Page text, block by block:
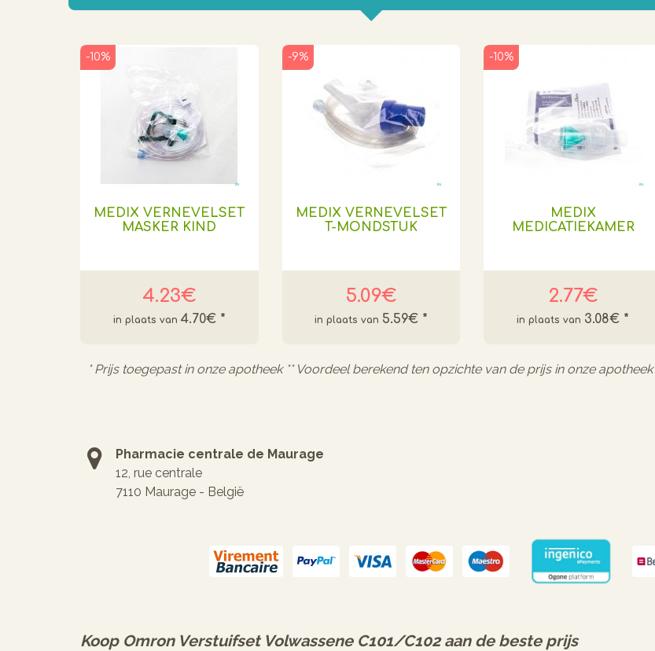
MEDIX VERNEVELSET
MASKER KIND
4.23€
-10%
4.70€ *
MEDIX VERNEVELSET
T-MONDSTUK
5.09€
-9%
5.59€ *
MEDIX
MEDICATIEKAMER
2.77€
-10%
3.08€ *
* Prijs toegepast in onze apotheek ** Voordeel berekend ten opzichte van de prijs in onze apotheek
Pharmacie centrale de Maurage
12, rue centrale
7110 Maurage - België
Koop Omron Verstuifset Volwassene C101/c102aan de beste prijs